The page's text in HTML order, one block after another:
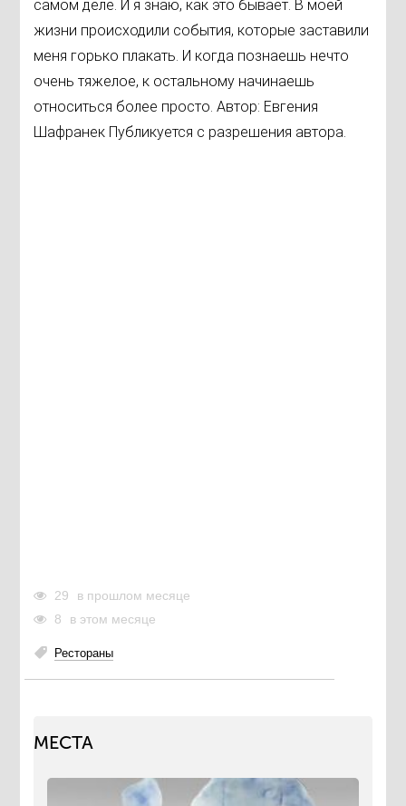
самом деле. И я знаю, как это бывает. В моей
жизни происходили события, которые заставили
меня горько плакать. И когда познаешь нечто
очень тяжелое, к остальному начинаешь
относиться более просто. Автор: Евгения
Шафранек Публикуется с разрешения автора.
29
в прошлом месяце
8
в этом месяце
Рестораны
МЕСТА